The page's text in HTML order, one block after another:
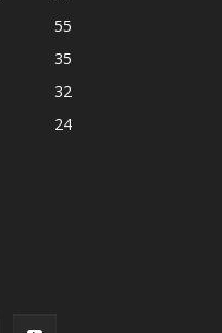
55
35
32
24